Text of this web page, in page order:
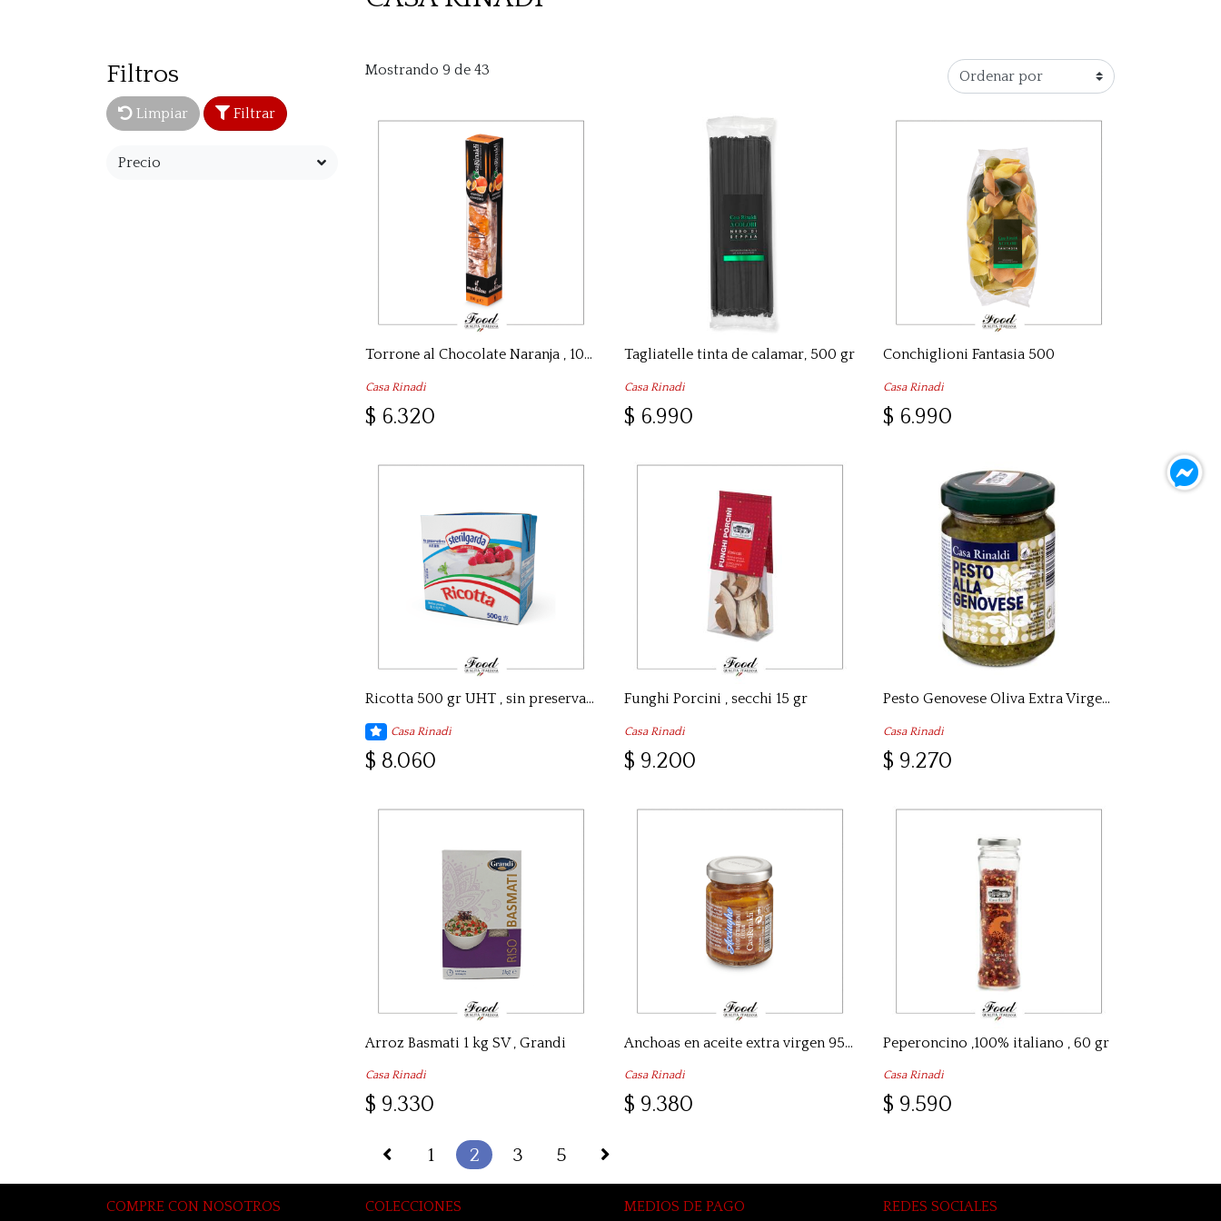
Filtros
Limpiar Filtrar
Precio
Mostrando 9 de 43
Torrone al Chocolate Naranja , 100 gr
Casa Rinadi
$ 6.320
Tagliatelle tinta de calamar, 500 gr
Casa Rinadi
$ 6.990
Conchiglioni Fantasia 500
Casa Rinadi
$ 6.990
Ricotta 500 gr UHT , sin preservante
Casa Rinadi
$ 8.060
Funghi Porcini , secchi 15 gr
Casa Rinadi
$ 9.200
Pesto Genovese Oliva Extra Virgen , 130 gr
Casa Rinadi
$ 9.270
Arroz Basmati 1 kg SV , Grandi
Casa Rinadi
$ 9.330
Anchoas en aceite extra virgen 95 gr
Casa Rinadi
$ 9.380
Peperoncino ,100% italiano , 60 gr
Casa Rinadi
$ 9.590
1 2 3 5
COMPRE CON NOSOTROS COLECCIONES MEDIOS DE PAGO REDES SOCIALES